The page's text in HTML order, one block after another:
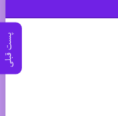
پست قبلی